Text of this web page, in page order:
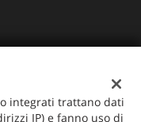
integrati trattano dati
IP) e fanno uso di